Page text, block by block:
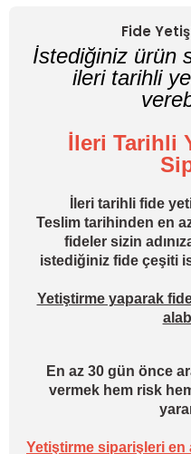
Fide
İstediğiniz ürün
ileri tarihli
İleri Tarihli
İleri tarihli fide
Teslim tarihinden en
fideler sizin
istediğiniz fide çeşiti
Yetiştirme yaparak
En az 30 gün önce
vermek hem risk
Yetiştirme siparişleri en